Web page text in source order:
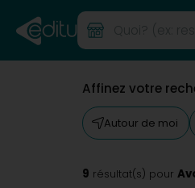
Affinez votre
Autour de moi
9 résultat(s) pour